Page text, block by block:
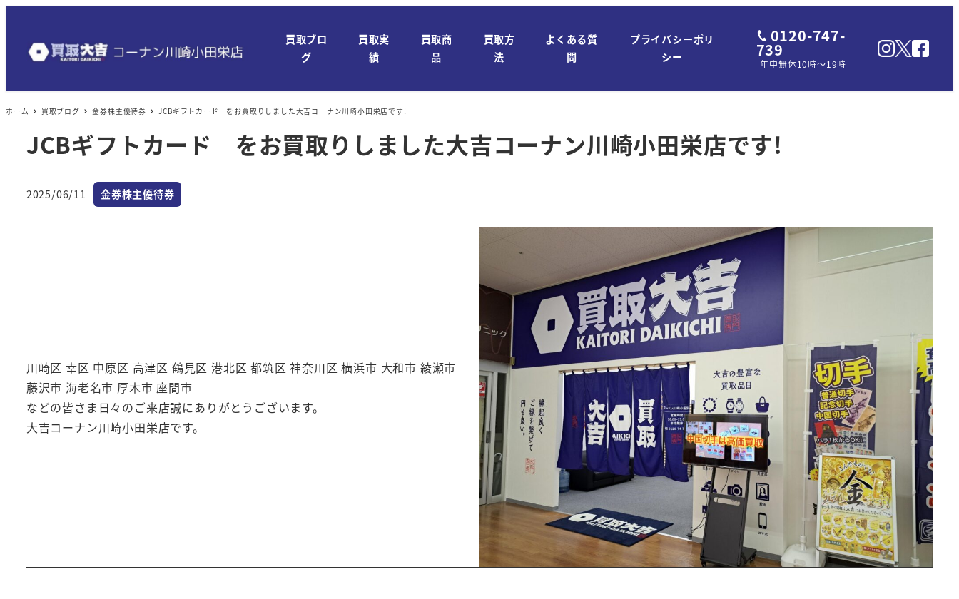
ン
テ
買取ブロ
グ
買取実
績
買取商
品
買取方
法
よくある質
問
プライバシーポリ
シー
0120-747-
739
年中無休10時～19時
ホーム 買取ブログ 金券株主優待券 JCBギフトカード をお買取りしました大吉コーナン川崎小田栄店です!
JCBギフトカード をお買取りしました大吉コーナン川崎小田栄店です!
投稿日
2025/06/11 カテゴリー
金券株主優待券
川崎区 幸区 中原区 高津区 鶴見区 港北区 都筑区 神奈川区 横浜市 大和市 綾瀬市
藤沢市 海老名市 厚木市 座間市
などの皆さま日々のご来店誠にありがとうございます。
大吉コーナン川崎小田栄店です。